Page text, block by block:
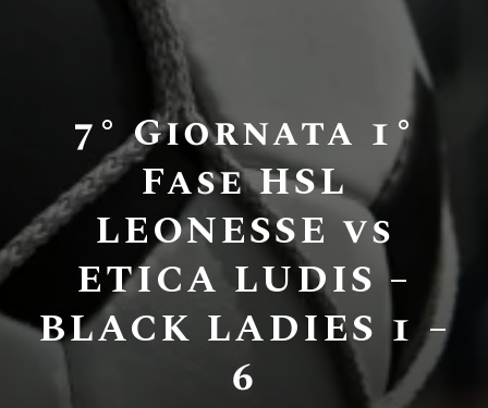
7° Giornata 1°
Fase HSL
LEONESSE vs
ETICA LUDIS –
BLACK LADIES 1 –
6